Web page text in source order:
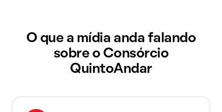
O que a mídia anda falando
sobre o Consórcio
QuintoAndar